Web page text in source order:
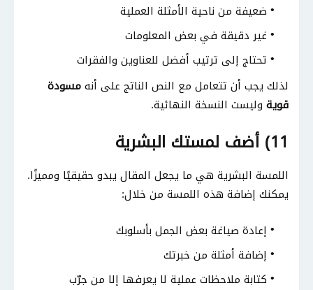
ضعيفة من ناحية الأمثلة العملية
غير دقيقة في بعض المعلومات
تحتاج إلى ترتيب أفضل للعناوين والفقرات
لذلك يجب أن تتعامل مع النص الناتج على أنهمسودة
قوية وليست النسخة النهائية.
11) أضف لمستك البشرية
اللمسة البشرية هي ما يجعل المقال يبدو حقيقيًا ومميزًا.
يمكنك إضافة هذه اللمسة من خلال:
إعادة صياغة بعض الجمل بأسلوبك
إضافة أمثلة من خبرتك
كتابة ملاحظات عملية لا يعرفها إلا من جرّب